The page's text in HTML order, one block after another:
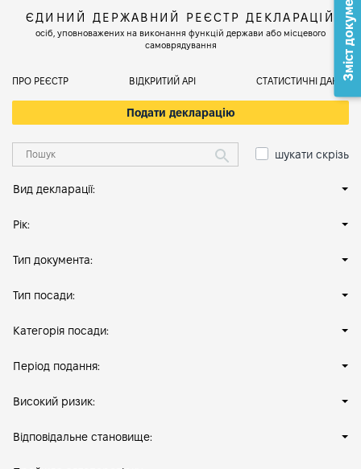
ЄДИНИЙ ДЕРЖАВНИЙ РЕЄСТР ДЕКЛАРАЦІЙ
осіб, уповноважених на виконання функцій держави або місцевого
самоврядування
ПРО РЕЄСТР ВІДКРИТИЙ АРІ СТАТИСТИЧНІ ДАНІ
Подати декларацію
шукати скрізь
Вид декларації:
Рік:
Тип документа:
Тип посади:
Категорія посади:
Період подання:
Високий ризик:
Відповідальне становище:
Зміст документа